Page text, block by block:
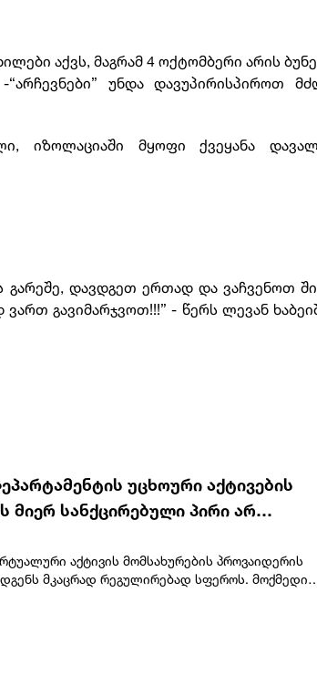
აქვს, მაგრამ 4 ოქტომბერი არის
უნდა დავუპირისპიროთ
იზოლაციაში მყოფი ქვეყანა
გარეშე, დავდგეთ ერთად და ვაჩვენოთ
გავიმარჯვოთ!!!” - წერს ლევან
უცხოური აქტივების
სანქცირებული პირი არ
ბანკის რეგულირებულ სუბიექტს"
აქტივის მომსახურების პროვაიდერის
მკაცრად რეგულირებად სფეროს. მოქმედი